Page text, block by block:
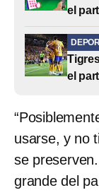
el
el
usarse, y no
se
grande del